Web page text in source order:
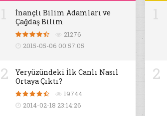
İnançlı Bilim Adamları ve
Çağdaş Bilim
21276
2015-05-06 00:57:05
2
Yeryüzündeki İlk Canlı Nasıl
Ortaya Çıktı?
19744
2014-02-18 23:14:26
2